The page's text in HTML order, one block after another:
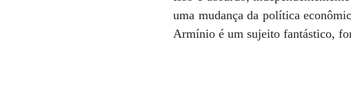
uma mudança da política
Armínio é um sujeito fantástico,